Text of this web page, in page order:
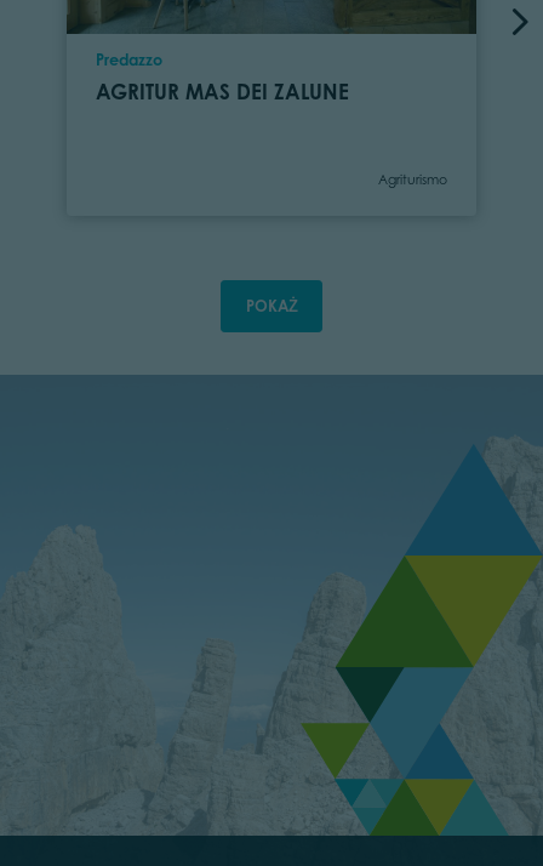
Location
Predazzo
AGRITUR MAS DEI ZALUNE
Category
Agriturismo
POKAŻ